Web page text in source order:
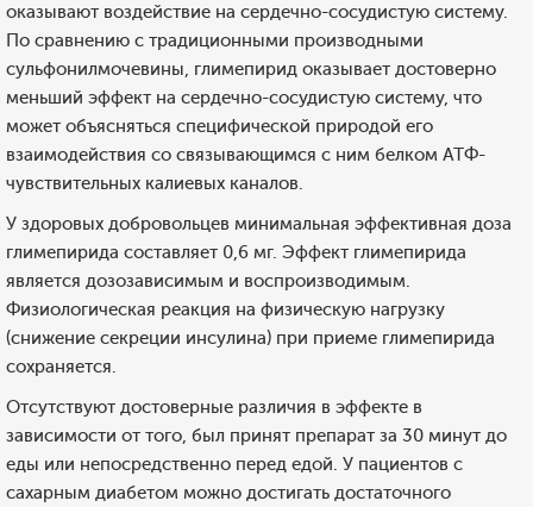
оказывают воздействие на сердечно-сосудистую систему.
По сравнению с традиционными производными
сульфонилмочевины, глимепирид оказывает достоверно
меньший эффект на сердечно-сосудистую систему, что
может объясняться специфической природой его
взаимодействия со связывающимся с ним белком АТФ-
чувствительных калиевых каналов.
У здоровых добровольцев минимальная эффективная доза
глимепирида составляет 0,6 мг. Эффект глимепирида
является дозозависимым и воспроизводимым.
Физиологическая реакция на физическую нагрузку
(снижение секреции инсулина) при приеме глимепирида
сохраняется.
Отсутствуют достоверные различия в эффекте в
зависимости от того, был принят препарат за 30 минут до
еды или непосредственно перед едой. У пациентов с
сахарным диабетом можно достигать достаточного